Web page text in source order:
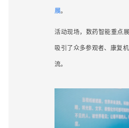
展。
活动现场，数药智能重点
吸引了众多参观者、康复
流。